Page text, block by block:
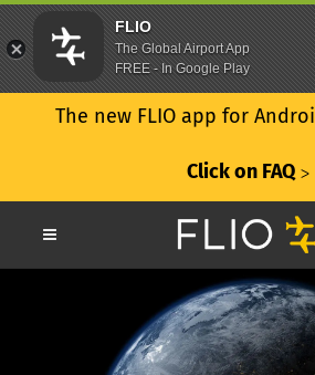
The new FLIO app for
Click on FAQ ᐳ
FLIO
The Global Airport App
FREE - In Google Play